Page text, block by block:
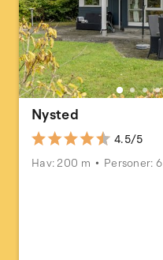
Nysted
4.5/5
Hav: 200 m
Personer: 6